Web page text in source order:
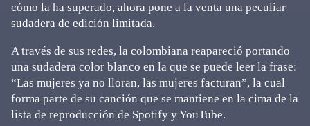
cómo la ha superado, ahora pone a la venta una peculiar
sudadera de edición limitada.
A través de sus redes, la colombiana reapareció portando
una sudadera color blanco en la que se puede leer la frase:
“Las mujeres ya no lloran, las mujeres facturan”, la cual
forma parte de su canción que se mantiene en la cima de la
lista de reproducción de Spotify y YouTube.